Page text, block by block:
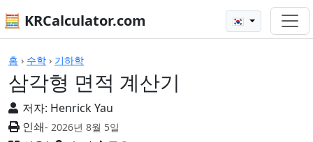
🧮 KRCalculator.com 🇰🇷
홈 › 수학 › 기하학
삼각형 면적 계산기
저자: Henrick Yau
인쇄- 2026년 8월 5일
계산기